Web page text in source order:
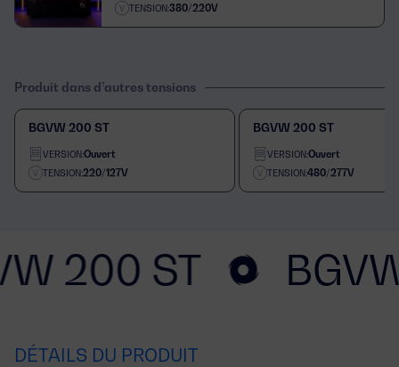
TENSION:380/220V
Produit dans d’autres tensions
BGVW 200 ST
VERSION:Ouvert
TENSION:220/127V
BGVW 200 ST
VERSION:Ouvert
TENSION:480/277V
200 ST
DÉTAILS DU PRODUIT